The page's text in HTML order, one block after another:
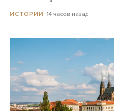
ИСТОРИИ 14 часов назад